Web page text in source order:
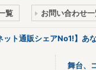
覧 お問い合わせ
ット通販シェアNo1!】
舞台、